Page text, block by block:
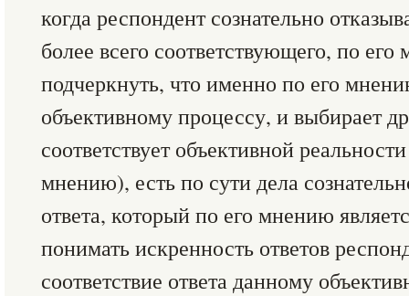
когда респондент сознательно
более всего соответствующего, по
подчеркнуть, что именно по его
объективному процессу, и выбирает
соответствует объективной
мнению), есть по сути дела
ответа, который по его мнению
понимать искренность ответов
соответствие ответа данному